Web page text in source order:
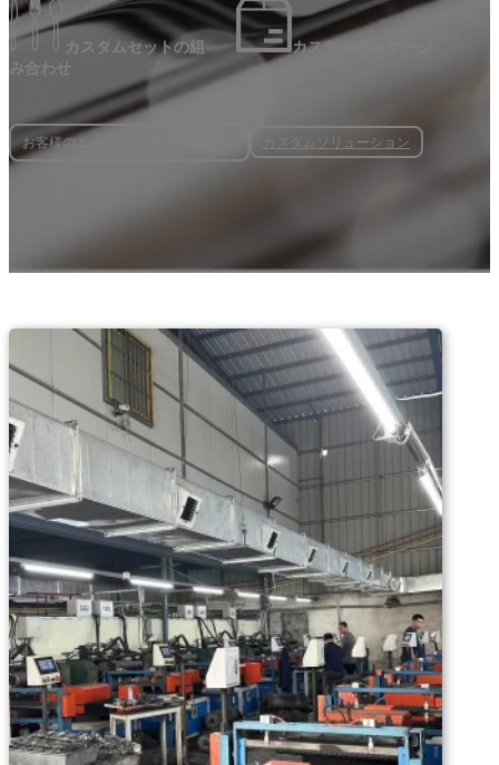
カスタムセットの組
み合わせ
カスタムパッケージ
お客様のニーズをお聞かせください カスタムソリューション